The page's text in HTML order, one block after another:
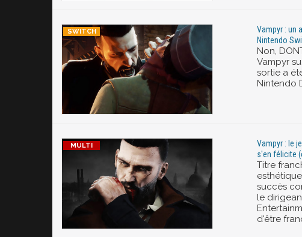
Vampyr : un
Nintendo
Non,
Vampyr
sortie a
Nintendo
Vampyr : le
s'en félicite
Titre
succès
le
d'être